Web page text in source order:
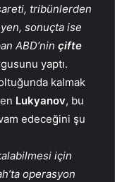
tribünlerden
sonuçta ise
ABD’nin çifte
yaptı.
kalmak
Lukyanov, bu
edeceğini şu
için
operasyon